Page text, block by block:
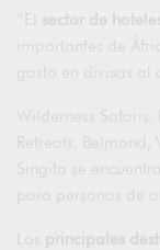
“El sector de
importantes de
gasto en divisas
Wilderness
Retreats,
Singita se
para personas de
Los principales